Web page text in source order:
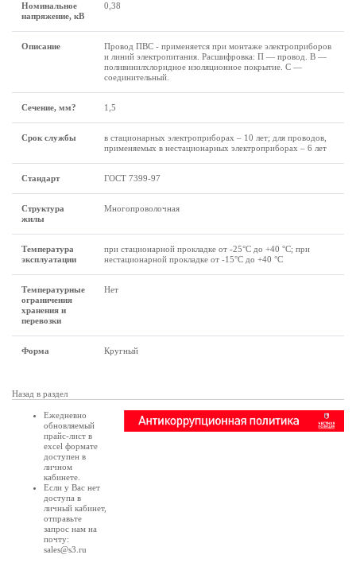
Номинальное
напряжение, кВ
0,38
Описание
Провод ПВС - применяется при монтаже электроприборов
и линий электропитания. Расшифровка: П — провод. В —
поливинилхлоридное изоляционное покрытие. С —
соединительный.
Сечение, мм? 1,5
Срок службы
в стационарных электроприборах – 10 лет; для проводов,
применяемых в нестационарных электроприборах – 6 лет
Стандарт ГОСТ 7399-97
Структура
жилы
Многопроволочная
Температура
эксплуатации
при стационарной прокладке от -25°С до +40 °С; при
нестационарной прокладке от -15°С до +40 °С
Температурные
ограничения
хранения и
перевозки
Нет
Форма Кругный
Назад в раздел
Ежедневно
обновляемый
прайс-лист в
excel формате
доступен в
личном
кабинете
Если у Вас нет
доступа в
личный кабинет,
отправьте
запрос нам на
почту:
sales@s3.ru